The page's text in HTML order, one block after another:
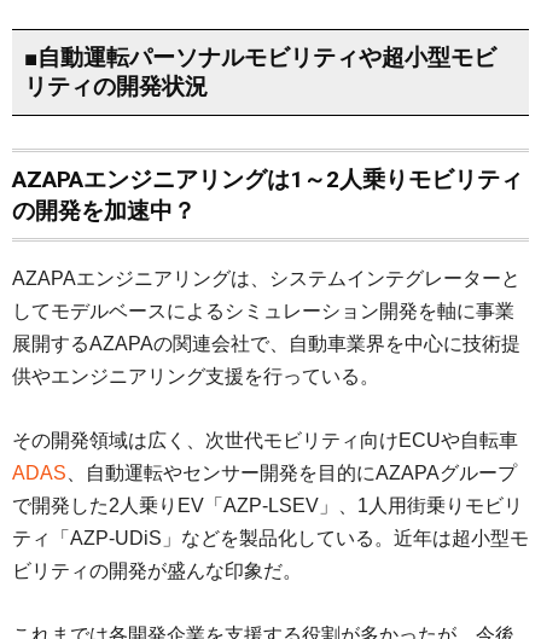
■自動運転パーソナルモビリティや超小型モビ
リティの開発状況
AZAPAエンジニアリングは1～2人乗りモビリティ
の開発を加速中？
AZAPAエンジニアリングは、システムインテグレーターと
してモデルベースによるシミュレーション開発を軸に事業
展開するAZAPAの関連会社で、自動車業界を中心に技術提
供やエンジニアリング支援を行っている。
その開発領域は広く、次世代モビリティ向けECUや自転車
ADAS、自動運転やセンサー開発を目的にAZAPAグループ
で開発した2人乗りEV「AZP-LSEV」、1人用街乗りモビリ
ティ「AZP-UDiS」などを製品化している。近年は超小型モ
ビリティの開発が盛んな印象だ。